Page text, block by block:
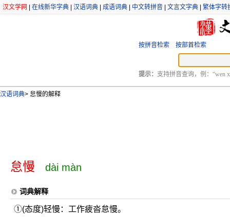
汉文学网 在线新华字典 汉语词典 成语词典 中文转拼音 文言文字典 繁体字转
按拼音检索 按部首检索
提示： 支持拼音查询，例：“wen
汉语词典> 怠慢的解释
怠慢 dài màn
词典解释
①(态度)轻慢：工作疲沓怠慢。